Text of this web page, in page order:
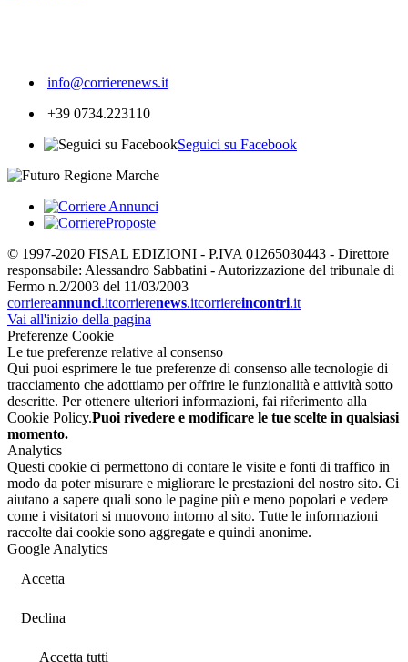
info@corrierenews.it
+39 0734.223110
Seguici su Facebook
© 1997-2020 FISAL EDIZIONI - P.IVA 01265030443 - Direttore
responsabile: Alessandro Sabbatini - Autorizzazione del tribunale di
Fermo n.2/2003 del 11/03/2003
corriereannunci.itcorrierenews.itcorriereincontri.it
Vai all'inizio della pagina
Preferenze Cookie
Le tue preferenze relative al consenso
Qui puoi esprimere le tue preferenze di consenso alle tecnologie di
tracciamento che adottiamo per offrire le funzionalità e attività sotto
descritte. Per ottenere ulteriori informazioni, fai riferimento alla
Cookie Policy.Puoi rivedere e modificare le tue scelte in qualsiasi
momento.
Analytics
Questi cookie ci permettono di contare le visite e fonti di traffico in
modo da poter misurare e migliorare le prestazioni del nostro sito. Ci
aiutano a sapere quali sono le pagine più e meno popolari e vedere
come i visitatori si muovono intorno al sito. Tutte le informazioni
raccolte dai cookie sono aggregate e quindi anonime.
Google Analytics
Accetta
Declina
Accetta tutti